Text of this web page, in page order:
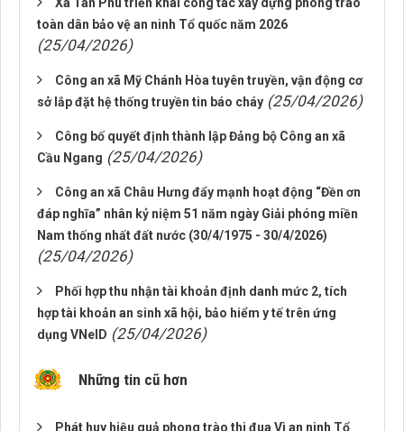
toàn dân bảo vệ an ninh Tổ quốc năm 2026
(25/04/2026)
Công an xã Mỹ Chánh Hòa tuyên truyền, vận động cơ
sở lắp đặt hệ thống truyền tin báo cháy (25/04/2026)
Công bố quyết định thành lập Đảng bộ Công an xã
Cầu Ngang (25/04/2026)
Công an xã Châu Hưng đẩy mạnh hoạt động “Đền ơn
đáp nghĩa” nhân kỷ niệm 51 năm ngày Giải phóng miền
Nam thống nhất đất nước (30/4/1975 - 30/4/2026)
(25/04/2026)
Phối hợp thu nhận tài khoản định danh mức 2, tích
hợp tài khoản an sinh xã hội, bảo hiểm y tế trên ứng
dụng VNeID (25/04/2026)
Những tin cũ hơn
Phát huy hiệu quả phong trào thi đua Vì an ninh Tổ